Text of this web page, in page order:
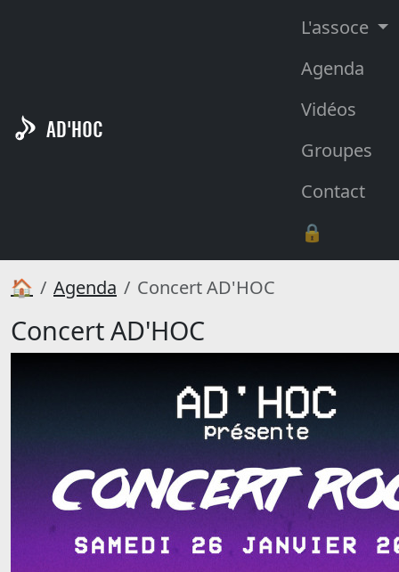
AD'HOC
L'assoce
Agenda
Vidéos
Groupes
Contact
🔒
🏠 Agenda Concert AD'HOC
Concert AD'HOC